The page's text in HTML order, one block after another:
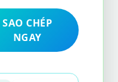
SAO CHÉP
NGAY